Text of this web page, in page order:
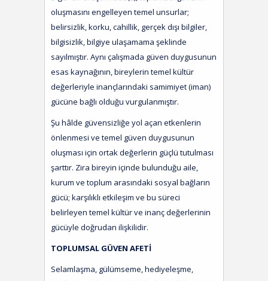
oluşmasını engelleyen temel unsurlar;
belirsizlik, korku, cahillik, gerçek dışı bilgiler,
bilgisizlik, bilgiye ulaşamama şeklinde
sayılmıştır. Aynı çalışmada güven duygusunun
esas kaynağının, bireylerin temel kültür
değerleriyle inançlarındaki samimiyet (iman)
gücüne bağlı olduğu vurgulanmıştır.
Şu hâlde güvensizliğe yol açan etkenlerin
önlenmesi ve temel güven duygusunun
oluşması için ortak değerlerin güçlü tutulması
şarttır. Zira bireyin içinde bulunduğu aile,
kurum ve toplum arasındaki sosyal bağların
gücü; karşılıklı etkileşim ve bu süreci
belirleyen temel kültür ve inanç değerlerinin
gücüyle doğrudan ilişkilidir.
TOPLUMSAL GÜVEN AFETİ
Selamlaşma, gülümseme, hediyeleşme,